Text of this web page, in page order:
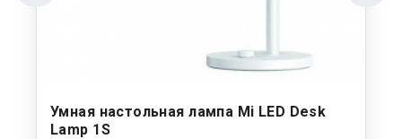
Умная настольная лампа Mi LED Desk
Lamp 1S